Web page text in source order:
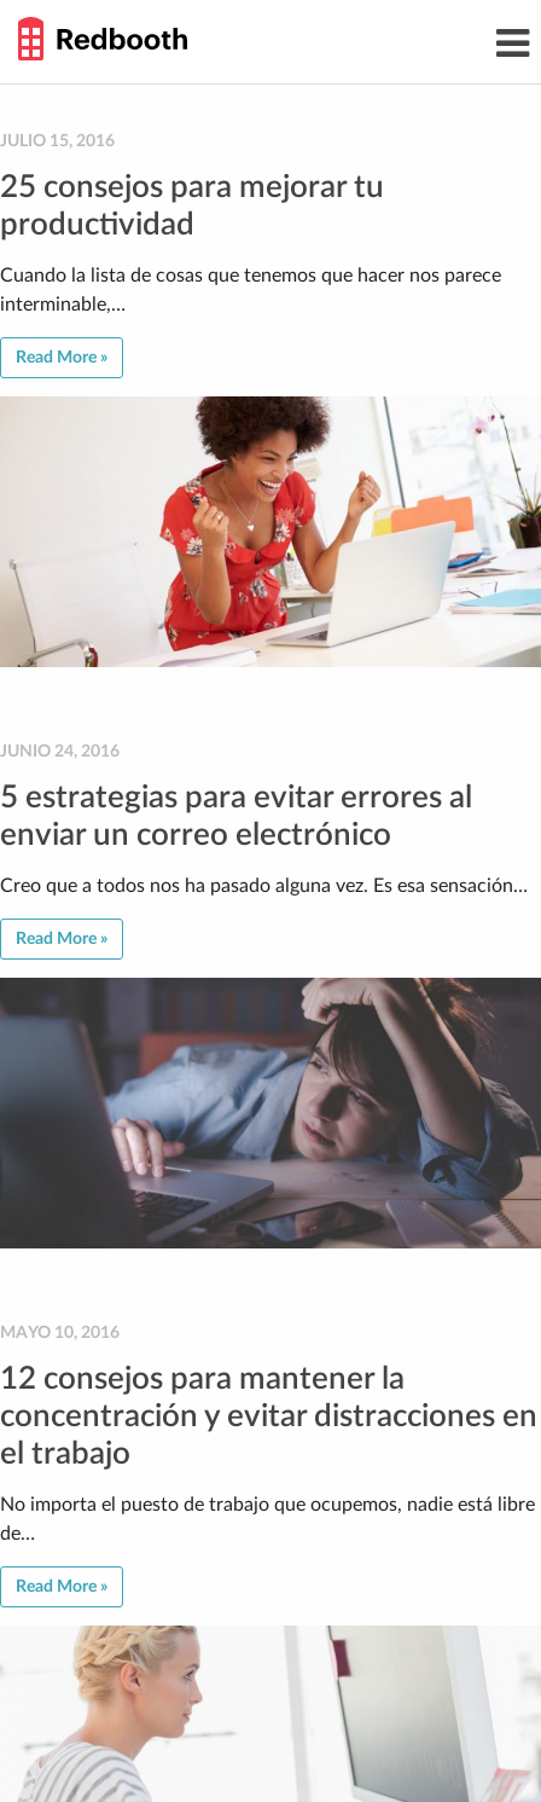
content
GUIDE
JULIO 15, 2016
25 consejos para mejorar tu
productividad
Cuando la lista de cosas que tenemos que hacer nos parece
interminable,…
Read More »
JUNIO 24, 2016
5 estrategias para evitar errores al
enviar un correo electrónico
Creo que a todos nos ha pasado alguna vez. Es esa sensación…
Read More »
MAYO 10, 2016
12 consejos para mantener la
concentración y evitar distracciones en
el trabajo
No importa el puesto de trabajo que ocupemos, nadie está libre
de…
Read More »